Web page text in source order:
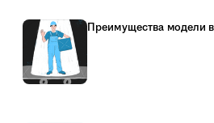
Преимущества модели